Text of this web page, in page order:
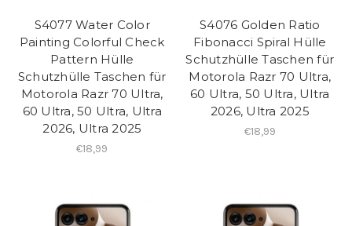
S4077 Water Color
Painting Colorful Check
Pattern Hülle
Schutzhülle Taschen für
Motorola Razr 70 Ultra,
60 Ultra, 50 Ultra, Ultra
2026, Ultra 2025
€18,99
S4076 Golden Ratio
Fibonacci Spiral Hülle
Schutzhülle Taschen für
Motorola Razr 70 Ultra,
60 Ultra, 50 Ultra, Ultra
2026, Ultra 2025
€18,99